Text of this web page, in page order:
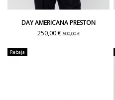
DAY AMERICANA PRESTON
250,00 €500,00 €
Rebaja